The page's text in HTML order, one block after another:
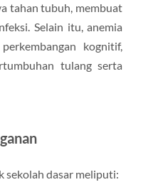
tahan tubuh, membuat
Selain itu, anemia
kognitif,
tulang serta
sekolah dasar meliputi: